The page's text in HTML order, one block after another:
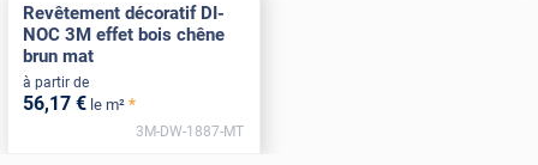
Revêtement décoratif DI-
NOC 3M effet bois chêne
brun mat
à partir de
56,17 € le m² *
3M-DW-1887-MT